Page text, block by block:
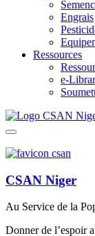
Engrais
Ressources
e-
CSAN Niger
Au Service de la
Donner de l’espoir